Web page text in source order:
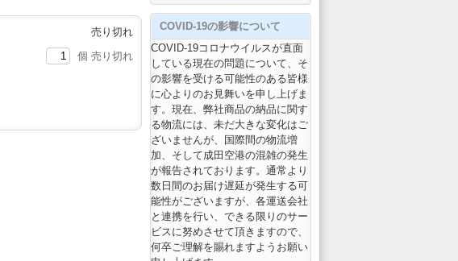
売り切れ
個 売り切れ
COVID-19の影響について
COVID-19コロナウイルスが直面
している現在の問題について、そ
の影響を受ける可能性のある皆様
に心よりのお見舞いを申し上げま
す。現在、弊社商品の納品に関す
る物流には、未だ大きな変化はご
ざいませんが、国際間の物流増
加、そして成田空港の混雑の発生
が報告されております。通常より
数日間のお届け遅延が発生する可
能性がございますが、各運送会社
と連携を行い、できる限りのサー
ビスに努めさせて頂きますので、
何卒ご理解を賜れますようお願い